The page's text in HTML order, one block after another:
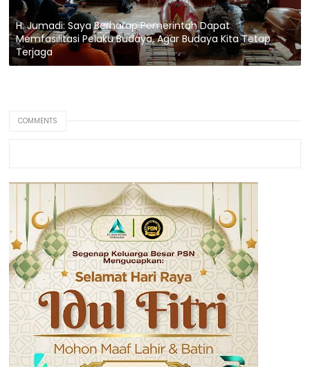
H. Jumadi: Saya Berharap Pemerintah Dapat
Memfasilitasi Pelaku Budaya, Agar Budaya Kita Tetap
Terjaga
COMMENTS